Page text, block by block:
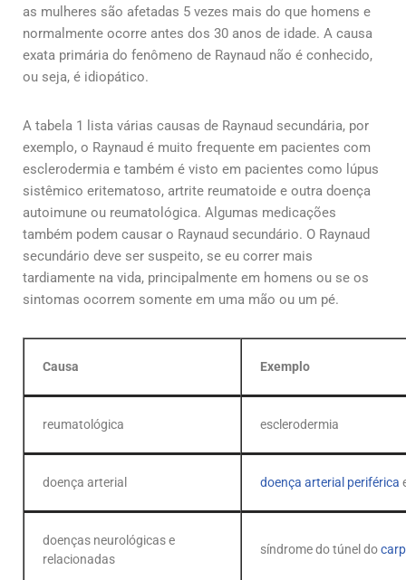
as mulheres são afetadas 5 vezes mais do que homens e
normalmente ocorre antes dos 30 anos de idade. A causa
exata primária do fenômeno de Raynaud não é conhecido,
ou seja, é idiopático.
A tabela 1 lista várias causas de Raynaud secundária, por
exemplo, o Raynaud é muito frequente em pacientes com
esclerodermia e também é visto em pacientes como lúpus
sistêmico eritematoso, artrite reumatoide e outra doença
autoimune ou reumatológica. Algumas medicações
também podem causar o Raynaud secundário. O Raynaud
secundário deve ser suspeito, se eu correr mais
tardiamente na vida, principalmente em homens ou se os
sintomas ocorrem somente em uma mão ou um pé.
Causa Exemplo
reumatológica esclerodermia
doença arterial doença arterial periférica
doenças neurológicas e
relacionadas
síndrome do túnel do